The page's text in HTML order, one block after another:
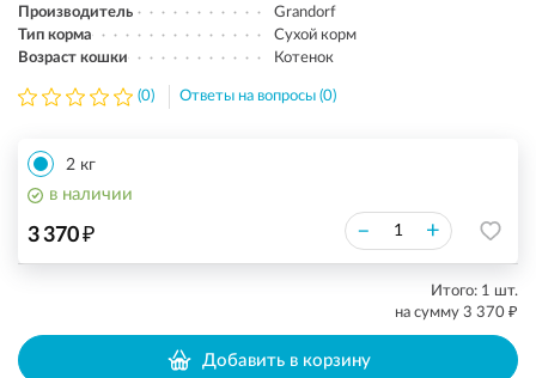
Производитель
Grandorf
Тип корма
Сухой корм
Возраст кошки
Котенок
(0) Ответы на вопросы (0)
2 кг
3 370₽ – +
в наличии
Итого: 1 шт.
на сумму 3 370 ₽
Добавить в корзину